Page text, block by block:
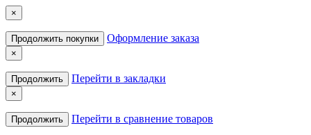
×
Продолжить покупки Оформление заказа
×
Продолжить Перейти в закладки
×
Продолжить Перейти в сравнение товаров